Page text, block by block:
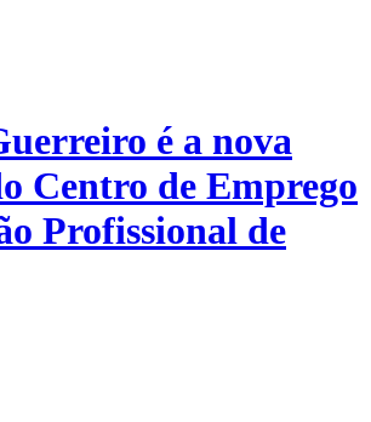
é a nova
Centro de Emprego
Profissional de